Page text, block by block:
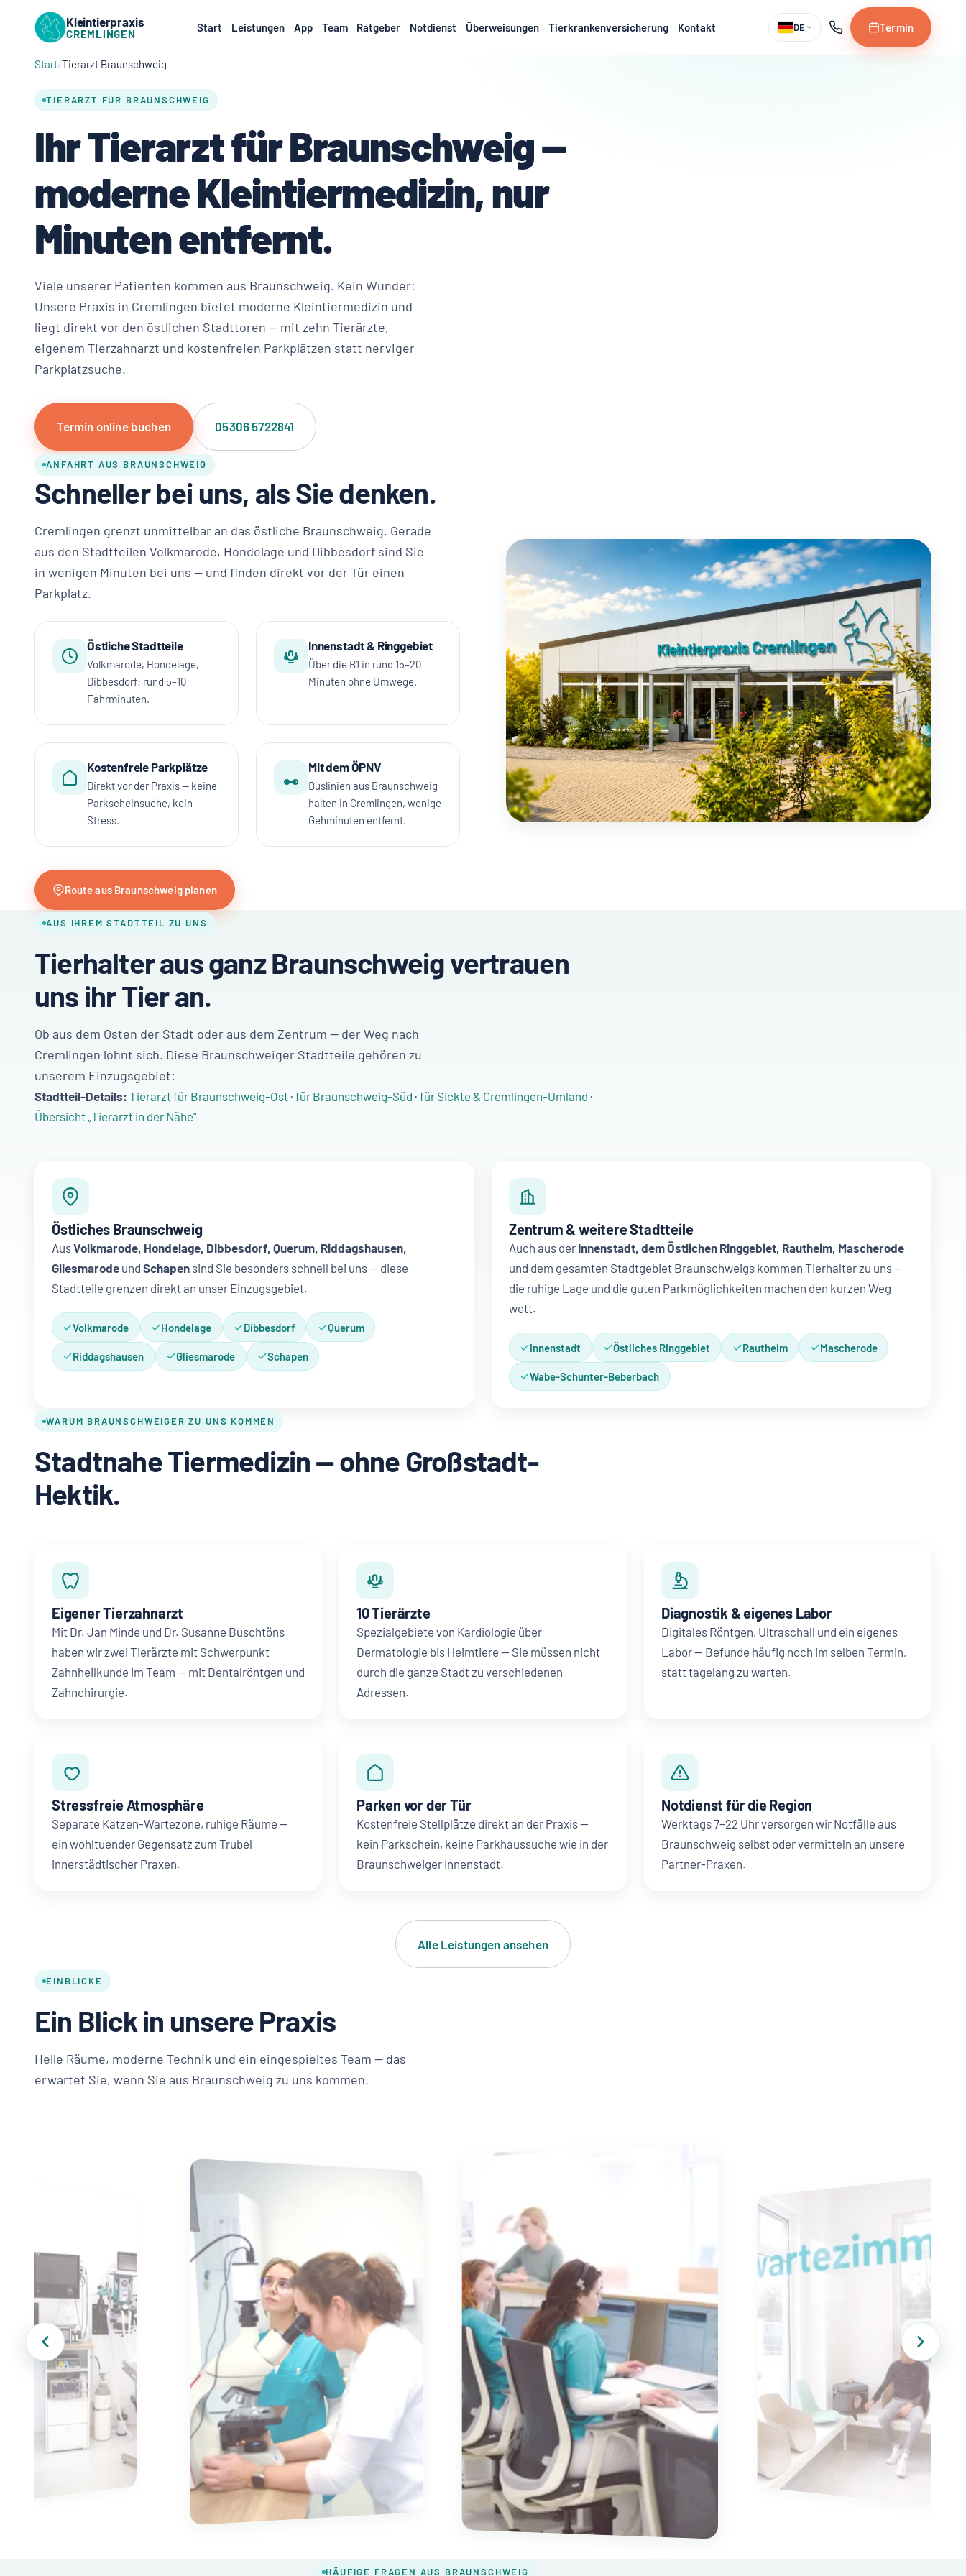
Kleintierpraxis
CREMLINGEN Start Leistungen App Team Ratgeber Notdienst Überweisungen Tierkrankenversicherung Kontakt DE Termin
Start Tierarzt Braunschweig
TIERARZT FÜR BRAUNSCHWEIG
Ihr Tierarzt für Braunschweig —
moderne Kleintiermedizin, nur
Minuten entfernt.
Viele unserer Patienten kommen aus Braunschweig. Kein Wunder:
Unsere Praxis in Cremlingen bietet moderne Kleintiermedizin und
liegt direkt vor den östlichen Stadttoren — mit zehn Tierärzte,
eigenem Tierzahnarzt und kostenfreien Parkplätzen statt nerviger
Parkplatzsuche.
Termin online buchen 05306 5722841
ANFAHRT AUS BRAUNSCHWEIG
Schneller bei uns, als Sie denken.
Cremlingen grenzt unmittelbar an das östliche Braunschweig. Gerade
aus den Stadtteilen Volkmarode, Hondelage und Dibbesdorf sind Sie
in wenigen Minuten bei uns — und finden direkt vor der Tür einen
Parkplatz.
Östliche Stadtteile
Volkmarode, Hondelage,
Dibbesdorf: rund 5–10
Fahrminuten.
Innenstadt & Ringgebiet
Über die B1 in rund 15–20
Minuten ohne Umwege.
Kostenfreie Parkplätze
Direkt vor der Praxis — keine
Parkscheinsuche, kein
Stress.
Mit dem ÖPNV
Buslinien aus Braunschweig
halten in Cremlingen, wenige
Gehminuten entfernt.
Route aus Braunschweig planen
AUS IHREM STADTTEIL ZU UNS
Tierhalter aus ganz Braunschweig vertrauen
uns ihr Tier an.
Ob aus dem Osten der Stadt oder aus dem Zentrum — der Weg nach
Cremlingen lohnt sich. Diese Braunschweiger Stadtteile gehören zu
unserem Einzugsgebiet:
Stadtteil-Details: Tierarzt für Braunschweig-Ost · für Braunschweig-Süd · für Sickte & Cremlingen-Umland ·
Übersicht „Tierarzt in der Nähe"
Östliches Braunschweig
AusVolkmarode, Hondelage, Dibbesdorf, Querum, Riddagshausen,
Gliesmarode und Schapen sind Sie besonders schnell bei uns — diese
Stadtteile grenzen direkt an unser Einzugsgebiet.
Volkmarode Hondelage Dibbesdorf Querum
Riddagshausen Gliesmarode Schapen
Zentrum & weitere Stadtteile
Auch aus der Innenstadt, dem Östlichen Ringgebiet, Rautheim, Mascherode
und dem gesamten Stadtgebiet Braunschweigs kommen Tierhalter zu uns —
die ruhige Lage und die guten Parkmöglichkeiten machen den kurzen Weg
wett.
Innenstadt Östliches Ringgebiet Rautheim Mascherode
Wabe-Schunter-Beberbach
WARUM BRAUNSCHWEIGER ZU UNS KOMMEN
Stadtnahe Tiermedizin — ohne Großstadt-
Hektik.
Eigener Tierzahnarzt
Mit Dr. Jan Minde und Dr. Susanne Buschtöns
haben wir zwei Tierärzte mit Schwerpunkt
Zahnheilkunde im Team — mit Dentalröntgen und
Zahnchirurgie.
10 Tierärzte
Spezialgebiete von Kardiologie über
Dermatologie bis Heimtiere — Sie müssen nicht
durch die ganze Stadt zu verschiedenen
Adressen.
Diagnostik & eigenes Labor
Digitales Röntgen, Ultraschall und ein eigenes
Labor — Befunde häufig noch im selben Termin,
statt tagelang zu warten.
Stressfreie Atmosphäre
Separate Katzen-Wartezone, ruhige Räume —
ein wohltuender Gegensatz zum Trubel
innerstädtischer Praxen.
Parken vor der Tür
Kostenfreie Stellplätze direkt an der Praxis —
kein Parkschein, keine Parkhaussuche wie in der
Braunschweiger Innenstadt.
Notdienst für die Region
Werktags 7–22 Uhr versorgen wir Notfälle aus
Braunschweig selbst oder vermitteln an unsere
Partner-Praxen.
Alle Leistungen ansehen
EINBLICKE
Ein Blick in unsere Praxis
Helle Räume, moderne Technik und ein eingespieltes Team — das
erwartet Sie, wenn Sie aus Braunschweig zu uns kommen.
HÄUFIGE FRAGEN AUS BRAUNSCHWEIG